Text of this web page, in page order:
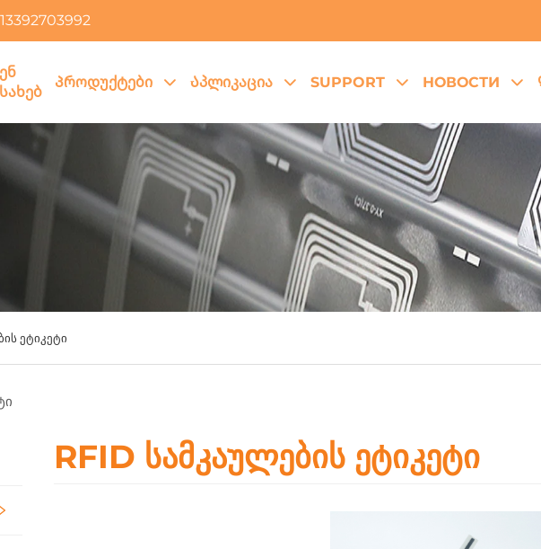
Პროდუქტები Აპლიკაცია SUPPORT НОВОСТИ
ეტიკეტი
RFID სამკაულების ეტიკეტი